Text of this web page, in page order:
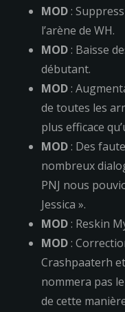
MOD:
l’arène de WH.
MOD: Baisse
débutant.
MOD:
de toutes les
plus efficace
MOD: Des
nombreux
PNJ nous
Jessica ».
MOD: Reskin
MOD:
Crashpaaterh
nommera pas
de cette